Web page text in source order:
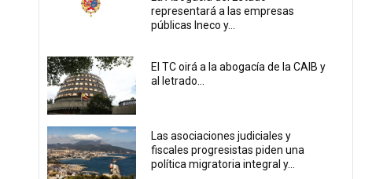
representará a las empresas
públicas Ineco y...
El TC oirá a la abogacía de la CAIB y
al letrado...
Las asociaciones judiciales y
fiscales progresistas piden una
política migratoria integral y...